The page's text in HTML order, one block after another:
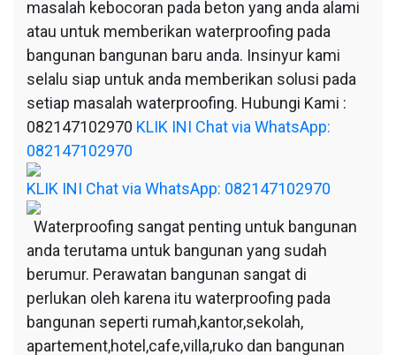
masalah kebocoran pada beton yang anda alami
atau untuk memberikan waterproofing pada
bangunan bangunan baru anda. Insinyur kami
selalu siap untuk anda memberikan solusi pada
setiap masalah waterproofing. Hubungi Kami :
082147102970 KLIK INI Chat via WhatsApp:
082147102970
KLIK INI Chat via WhatsApp: 082147102970
Waterproofing sangat penting untuk bangunan
anda terutama untuk bangunan yang sudah
berumur. Perawatan bangunan sangat di
perlukan oleh karena itu waterproofing pada
bangunan seperti rumah,kantor,sekolah,
apartement,hotel,cafe,villa,ruko dan bangunan